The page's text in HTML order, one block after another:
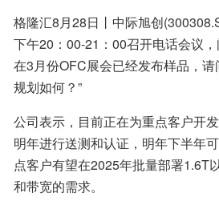
格隆汇8月28日丨中际旭创
下午20：00-21：00召开电话会议
在3月份OFC展会已经发布样品，
规划如何？”
公司表示，目前正在为重点客户开
明年进行送测和认证，明年下半年
点客户有望在2025年批量部署1.6T
和带宽的需求。